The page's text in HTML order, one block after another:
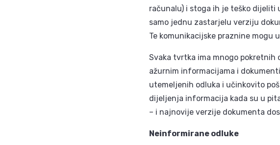
računalu) i stoga ih je teško dijeliti
samo jednu zastarjelu verziju
Te komunikacijske praznine mogu
Svaka tvrtka ima mnogo pokretnih
ažurnim informacijama i
utemeljenih odluka i učinkovito
dijeljenja informacija kada su u
– i najnovije verzije dokumenta
Neinformirane odluke